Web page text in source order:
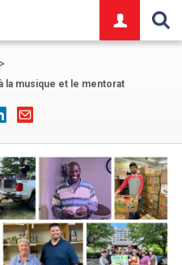
>
la musique et le mentorat